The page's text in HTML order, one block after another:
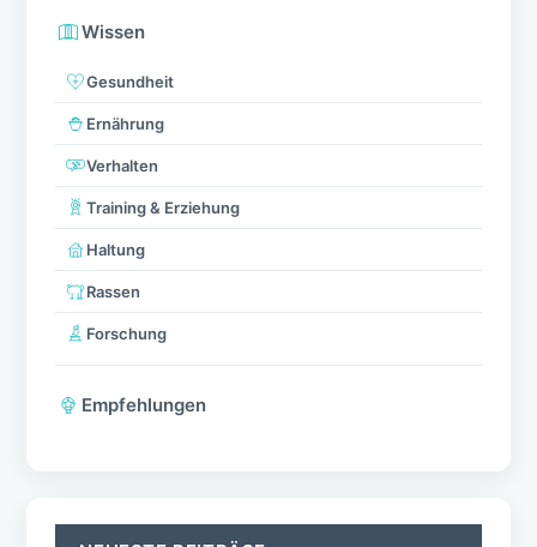
Wissen
Gesundheit
Ernährung
Verhalten
Training & Erziehung
Haltung
Rassen
Forschung
Empfehlungen